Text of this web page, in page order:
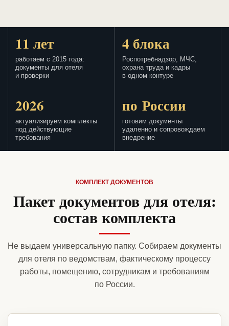
11 лет
работаем с 2015 года:
документы для отеля
и проверки
4 блока
Роспотребнадзор, МЧС,
охрана труда и кадры
в одном контуре
2026
актуализируем комплекты
под действующие
требования
по России
готовим документы
удаленно и сопровождаем
внедрение
КОМПЛЕКТ ДОКУМЕНТОВ
Пакет документов для отеля:
состав комплекта
Не выдаем универсальную папку. Собираем документы
для отеля по ведомствам, фактическому процессу
работы, помещению, сотрудникам и требованиям
по России.